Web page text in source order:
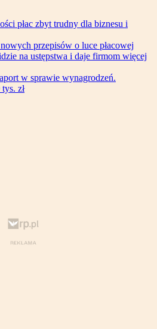
płac zbyt trudny dla biznesu i
przepisów o luce płacowej
na ustępstwa i daje firmom więcej
w sprawie wynagrodzeń.
zł